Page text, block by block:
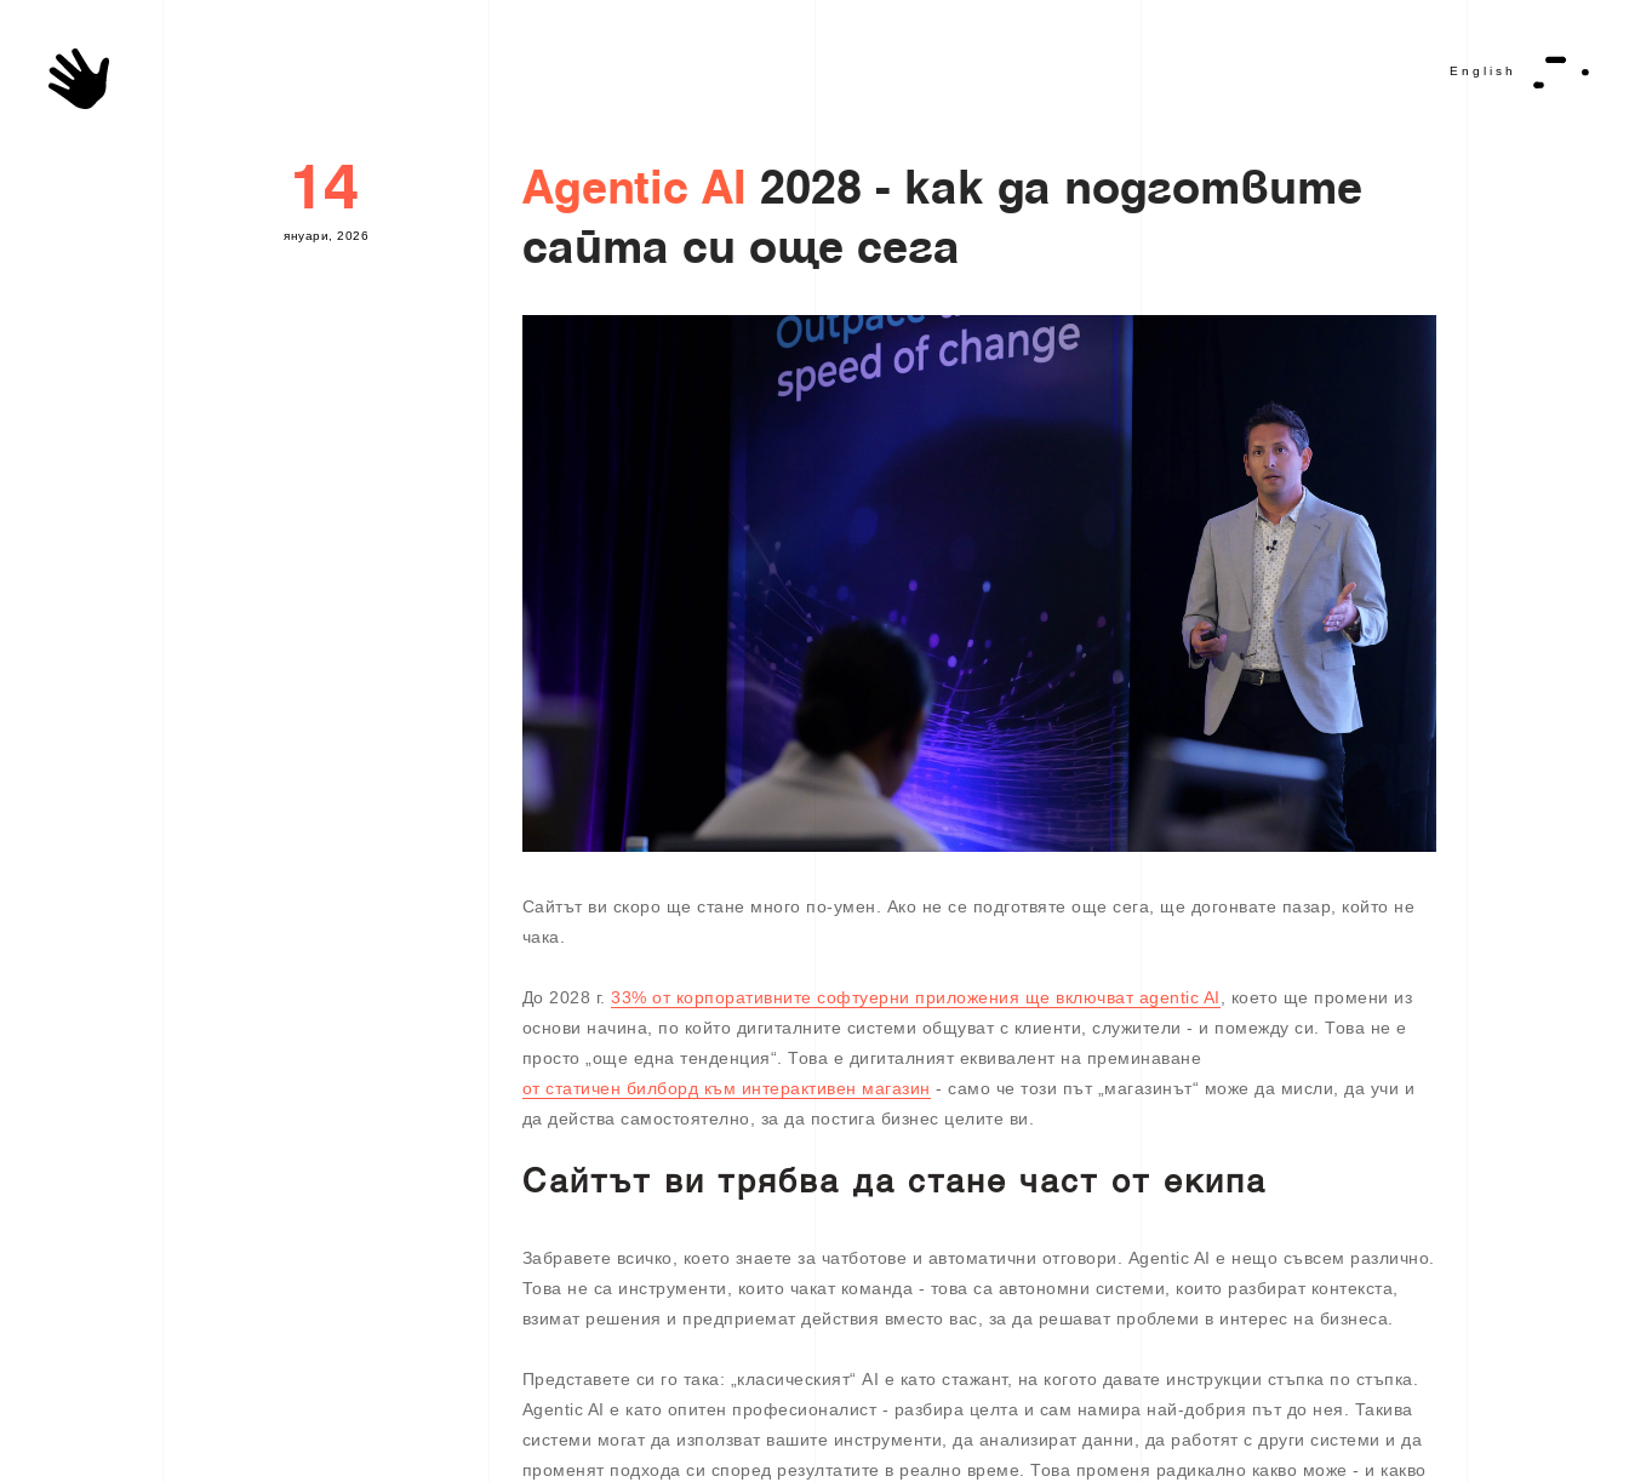
English
14
януари, 2026
Agentic AI 2028 - как да подготвите
сайта си още сега
Сайтът ви скоро ще стане много по-умен. Ако не се подготвяте още сега, ще догонвате пазар, който не
чака.
До 2028 г.33% от корпоративните софтуерни приложения ще включват agentic AI , което ще промени из
основи начина, по който дигиталните системи общуват с клиенти, служители - и помежду си. Това не е
просто „още една тенденция“. Това е дигиталният еквивалент на преминаване
от статичен билборд към интерактивен магазин - само че този път „магазинът“ може да мисли, да учи и
да действа самостоятелно, за да постига бизнес целите ви.
Сайтът ви трябва да стане част от екипа
Забравете всичко, което знаете за чатботове и автоматични отговори. Agentic AI е нещо съвсем различно.
Това не са инструменти, които чакат команда - това са автономни системи, които разбират контекста,
взимат решения и предприемат действия вместо вас, за да решават проблеми в интерес на бизнеса.
Представете си го така: „класическият“ AI е като стажант, на когото давате инструкции стъпка по стъпка.
Agentic AI е като опитен професионалист - разбира целта и сам намира най-добрия път до нея. Такива
системи могат да използват вашите инструменти, да анализират данни, да работят с други системи и да
променят подхода си според резултатите в реално време. Това променя радикално какво може - и какво